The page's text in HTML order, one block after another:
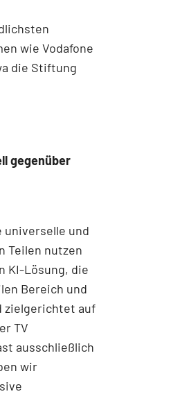
wie Vodafone
die Stiftung
gegenüber
universelle und
Teilen nutzen
KI-Lösung, die
Bereich und
zielgerichtet auf
TV
ausschließlich
wir